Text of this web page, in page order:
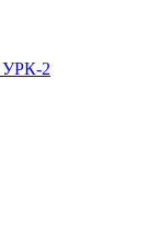
УРК-2